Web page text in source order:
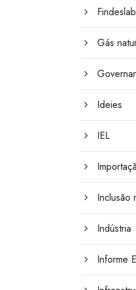
Findeslab
Gás
Ideies
IEL
Inclusão
Indústria
Informe